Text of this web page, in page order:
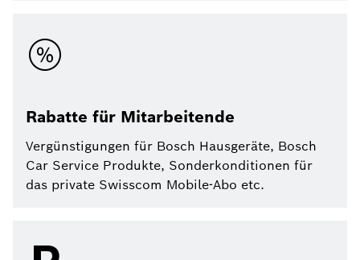
Rabatte für Mitarbeitende
Vergünstigungen für Bosch Hausgeräte, Bosch
Car Service Produkte, Sonderkonditionen für
das private Swisscom Mobile-Abo etc.